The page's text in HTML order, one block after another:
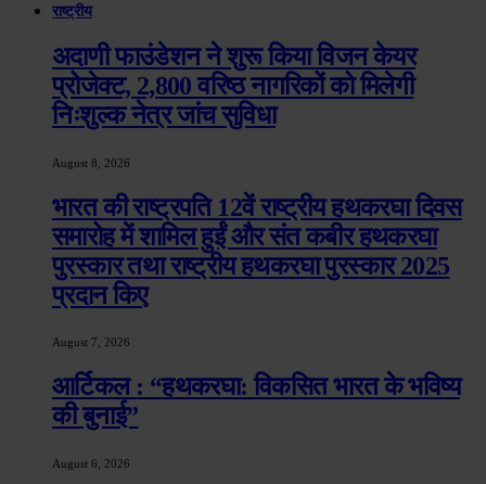
राष्ट्रीय
अदाणी फाउंडेशन ने शुरू किया विजन केयर
प्रोजेक्ट, 2,800 वरिष्ठ नागरिकों को मिलेगी
निःशुल्क नेत्र जांच सुविधा
August 8, 2026
भारत की राष्ट्रपति 12वें राष्ट्रीय हथकरघा दिवस
समारोह में शामिल हुईं और संत कबीर हथकरघा
पुरस्कार तथा राष्ट्रीय हथकरघा पुरस्कार 2025
प्रदान किए
August 7, 2026
आर्टिकल : “हथकरघा: विकसित भारत के भविष्य
की बुनाई”
August 6, 2026